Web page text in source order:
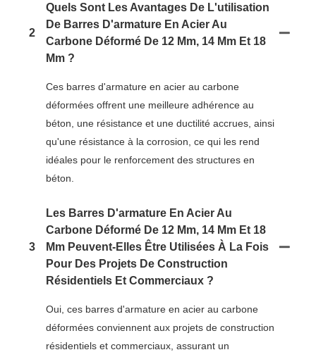
2
Quels Sont Les Avantages De L'utilisation
De Barres D'armature En Acier Au
Carbone Déformé De 12 Mm, 14 Mm Et 18
Mm ?
Ces barres d'armature en acier au carbone
déformées offrent une meilleure adhérence au
béton, une résistance et une ductilité accrues, ainsi
qu'une résistance à la corrosion, ce qui les rend
idéales pour le renforcement des structures en
béton.
3
Les Barres D'armature En Acier Au
Carbone Déformé De 12 Mm, 14 Mm Et 18
Mm Peuvent-Elles Être Utilisées À La Fois
Pour Des Projets De Construction
Résidentiels Et Commerciaux ?
Oui, ces barres d'armature en acier au carbone
déformées conviennent aux projets de construction
résidentiels et commerciaux, assurant un